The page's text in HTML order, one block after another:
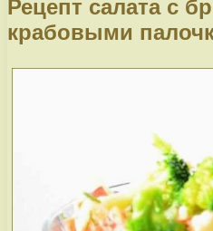
Рецепт салата с
крабовыми